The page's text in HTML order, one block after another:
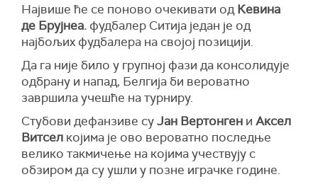
Највише ће се поново очекивати одКевина
де Брујнеа. фудбалер Ситија један је од
најбољих фудбалера на својој позицији.
Да га није било у групној фази да консолидује
одбрану и напад, Белгија би вероватно
завршила учешће на турниру.
Стубови дефанзиве суЈан Вертонген и Аксел
Витсел којима је ово вероватно последње
велико такмичење на којима учествују с
обзиром да су ушли у позне играчке године.